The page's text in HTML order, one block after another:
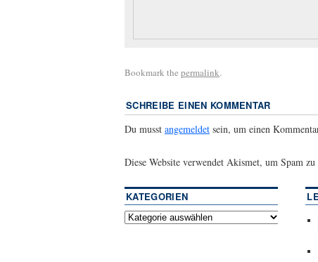
Bookmark the permalink.
SCHREIBE EINEN KOMMENTAR
Du musst angemeldet sein, um einen
Diese Website verwendet Akismet, um Spam zu
KATEGORIEN